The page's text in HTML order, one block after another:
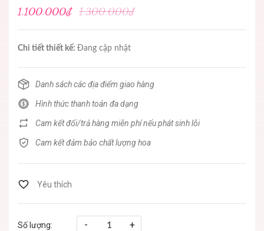
1.100.000₫ 1.300.000₫
Chi tiết thiết kế: Đang cập nhật
Danh sách các địa điểm giao hàng
Hình thức thanh toán đa dạng
Cam kết đổi/trả hàng miễn phí nếu phát sinh lỗi
Cam kết đảm bảo chất lượng hoa
Số lượng: - +